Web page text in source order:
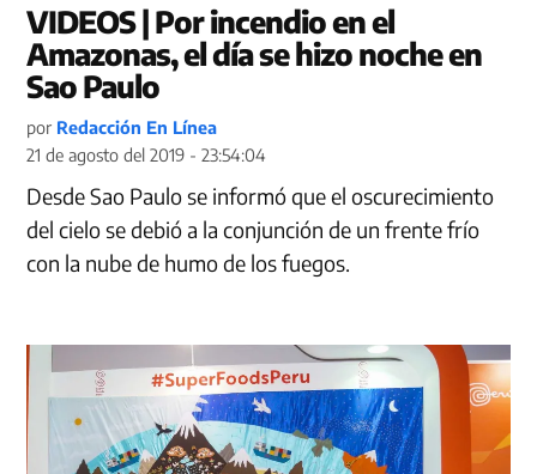
VIDEOS | Por incendio en el
Amazonas, el día se hizo noche en
Sao Paulo
por Redacción En Línea
21 de agosto del 2019 - 23:54:04
Desde Sao Paulo se informó que el oscurecimiento
del cielo se debió a la conjunción de un frente frío
con la nube de humo de los fuegos.